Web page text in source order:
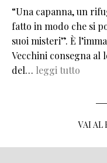
“Una capanna, un
fatto in modo che si
suoi misteri”. È
Vecchini consegna al
del… leggi tutto
VAI AL